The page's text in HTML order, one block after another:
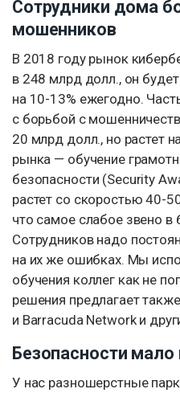
Сотрудники дома
мошенников
В 2018 году рынок
в 248 млрд долл., он
на 10-13% ежегодно.
с борьбой с
20 млрд долл., но растет
рынка — обучение
безопасности (Security
растет со скоростью 40-
что самое слабое звено в
Сотрудников надо
на их же ошибках. Мы
обучения коллег как не
решения предлагает
и Barracuda Network и
Безопасности мало
У нас разношерстные